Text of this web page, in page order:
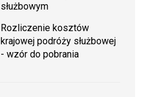
służbowym
Rozliczenie kosztów
krajowej podróży służbowej
- wzór do pobrania